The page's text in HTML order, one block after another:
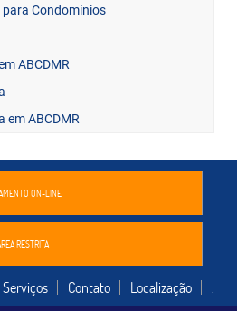
para Condomínios
ABCDMR
em ABCDMR
ON-LINE
RESTRITA
Serviços Contato Localização